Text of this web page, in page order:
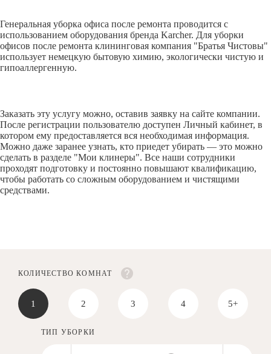
Генеральная уборка офиса после ремонта проводится с
использованием оборудования бренда Karcher. Для уборки
офисов после ремонта клининговая компания "Братья Чистовы"
использует немецкую бытовую химию, экологически чистую и
гипоаллергенную.
Заказать эту услугу можно, оставив заявку на сайте компании.
После регистрации пользователю доступен Личный кабинет, в
котором ему предоставляется вся необходимая информация.
Можно даже заранее узнать, кто приедет убирать — это можно
сделать в разделе "Мои клинеры". Все наши сотрудники
проходят подготовку и постоянно повышают квалификацию,
чтобы работать со сложным оборудованием и чистящими
средствами.
КОЛИЧЕСТВО КОМНАТ
1 2 3 4 5+
ТИП УБОРКИ